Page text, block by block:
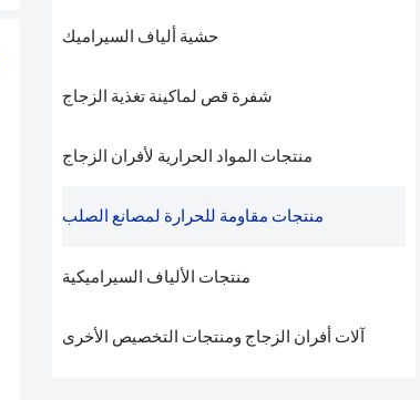
حشية ألياف السيراميك
شفرة قص لماكينة تغذية الزجاج
منتجات المواد الحرارية لأفران الزجاج
منتجات مقاومة للحرارة لمصانع الصلب
منتجات الألياف السيراميكية
آلات أفران الزجاج ومنتجات التخصيص الأخرى